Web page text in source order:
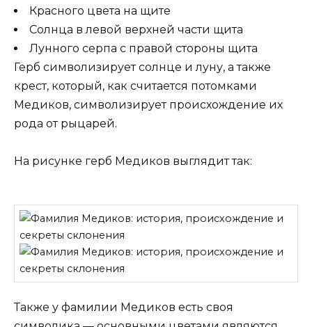
Красного цвета на щите
Солнца в левой верхней части щита
Лунного серпа с правой стороны щита
Герб символизирует солнце и луну, а также
крест, который, как считается потомками
Медиков, символизирует происхождение их
рода от рыцарей.
На рисунке герб Медиков выглядит так:
Также у фамилии Медиков есть своя